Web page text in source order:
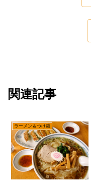
関連記事
ラーメン＆つけ麺